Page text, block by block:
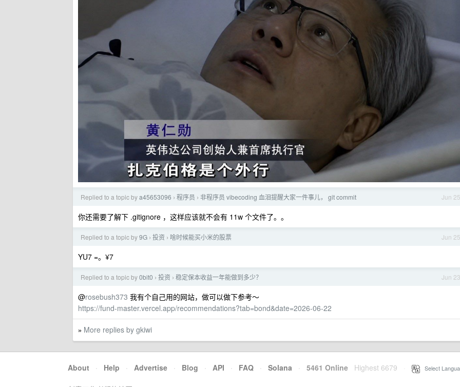
Jun 25
Replied to a topic bya45653096 › 程序员 › 非程序员 vibecoding 血泪提醒大家一件事儿， git commit
你还需要了解下 .gitignore ，这样应该就不会有 11w 个文件了。。
Jun 25
Replied to a topic by9G › 投资 › 啥时候能买小米的股票
YU7 =。¥7
Jun 23
Replied to a topic by0bit0 › 投资 › 稳定保本收益一年能做到多少？
@rosebush373 我有个自己用的网站，做可以做下参考～
https://fund-master.vercel.app/recommendations?tab=bond&date=2026-06-22
» More replies by gkiwi
About · Help · Advertise · Blog · API · FAQ · Solana · 5461 Online Highest 6679 Select